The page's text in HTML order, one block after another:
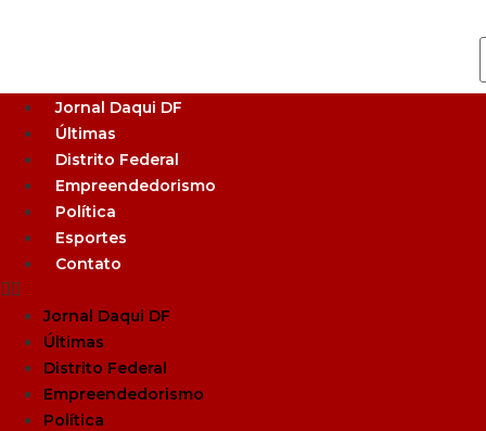
Jornal Daqui DF
Últimas
Distrito Federal
Empreendedorismo
Política
Esportes
Contato
Jornal Daqui DF
Últimas
Distrito Federal
Empreendedorismo
Política